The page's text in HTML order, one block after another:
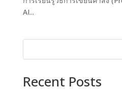
AI...
Recent Posts